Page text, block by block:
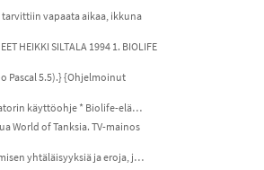
vapaata aikaa, ikkuna
HEIKKI SILTALA 1994 1. BIOLIFE
Pascal 5.5).} {Ohjelmoinut
käyttöohje * Biolife-elä…
World of Tanksia. TV-mainos
yhtäläisyyksiä ja eroja, j…